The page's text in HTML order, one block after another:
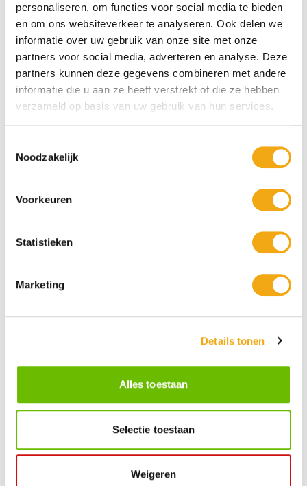
personaliseren, om functies voor social media te bieden
en om ons websiteverkeer te analyseren. Ook delen we
informatie over uw gebruik van onze site met onze
partners voor social media, adverteren en analyse. Deze
partners kunnen deze gegevens combineren met andere
informatie die u aan ze heeft verstrekt of die ze hebben
verzameld op basis van uw gebruik van hun services.
Noodzakelijk
Voorkeuren
Statistieken
Marketing
Details tonen
Alles toestaan
Selectie toestaan
Weigeren
Clauseophobia of the mind - Marija